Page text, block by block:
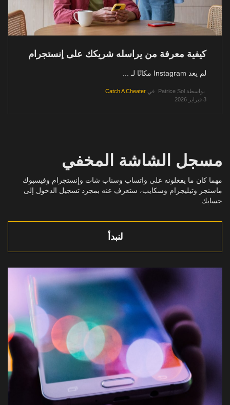
كيفية معرفة من يراسله شريكك على إنستجرام
لم يعد Instagram مكانًا لـ ...
بواسطة Patrice Sol في Catch A Cheater
3 فبراير 2026
مسجل الشاشة المخفي
مهما كان ما يفعلونه على واتساب وسناب شات وإنستجرام وفيسبوك
ماسنجر وتيليجرام وسكايب، ستعرف عنه بمجرد تسجيل الدخول إلى
حسابك.
لنبدأ